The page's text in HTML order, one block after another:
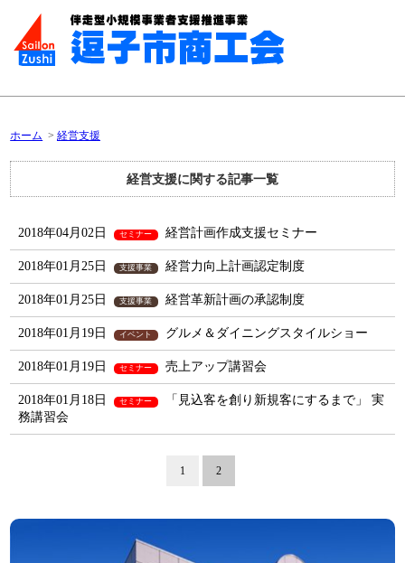
ホーム 経営支援
経営支援に関する記事一覧
2018年04月02日 セミナー 経営計画作成支援セミナー
2018年01月25日 支援事業 経営力向上計画認定制度
2018年01月25日 支援事業 経営革新計画の承認制度
2018年01月19日 イベント グルメ＆ダイニングスタイルショー
2018年01月19日 セミナー 売上アップ講習会
2018年01月18日 セミナー
「見込客を創り新規客にするまで」 実
務講習会
1 2